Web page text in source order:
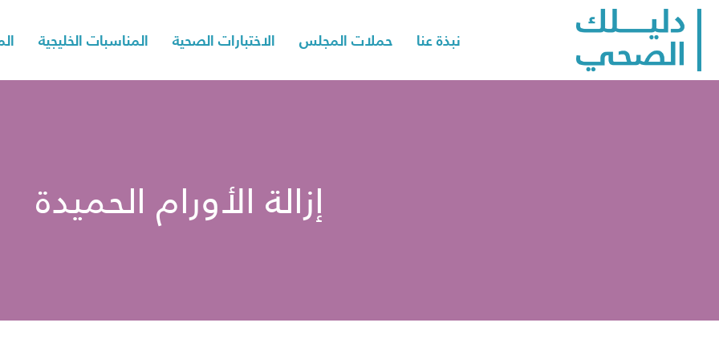
نبذة عنا حملات المجلس الاختبارات الصحية المناسبات الخليجية
إزالة الأورام الحميدة